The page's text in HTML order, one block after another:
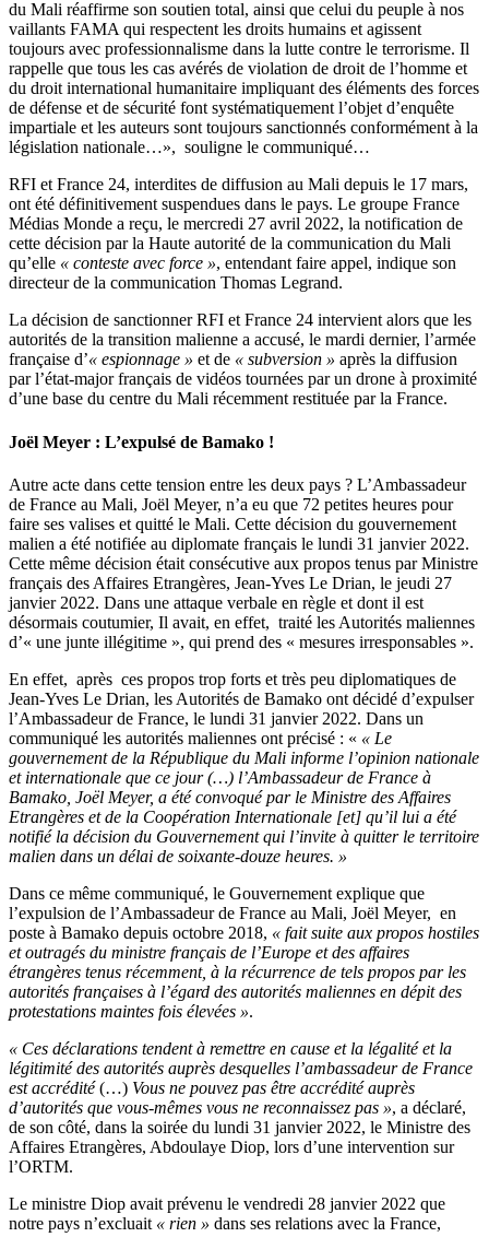
du Mali réaffirme son soutien total, ainsi que celui du peuple à nos
vaillants FAMA qui respectent les droits humains et agissent
toujours avec professionnalisme dans la lutte contre le terrorisme. Il
rappelle que tous les cas avérés de violation de droit de l’homme et
du droit international humanitaire impliquant des éléments des forces
de défense et de sécurité font systématiquement l’objet d’enquête
impartiale et les auteurs sont toujours sanctionnés conformément à la
législation nationale…», souligne le communiqué…
RFI et France 24, interdites de diffusion au Mali depuis le 17 mars,
ont été définitivement suspendues dans le pays. Le groupe France
Médias Monde a reçu, le mercredi 27 avril 2022, la notification de
cette décision par la Haute autorité de la communication du Mali
qu’elle « conteste avec force », entendant faire appel, indique son
directeur de la communication Thomas Legrand.
La décision de sanctionner RFI et France 24 intervient alors que les
autorités de la transition malienne a accusé, le mardi dernier, l’armée
française d’« espionnage » et de « subversion » après la diffusion
par l’état-major français de vidéos tournées par un drone à proximité
d’une base du centre du Mali récemment restituée par la France.
Joël Meyer : L’expulsé de Bamako !
Autre acte dans cette tension entre les deux pays ? L’Ambassadeur
de France au Mali, Joël Meyer, n’a eu que 72 petites heures pour
faire ses valises et quitté le Mali. Cette décision du gouvernement
malien a été notifiée au diplomate français le lundi 31 janvier 2022.
Cette même décision était consécutive aux propos tenus par Ministre
français des Affaires Etrangères, Jean-Yves Le Drian, le jeudi 27
janvier 2022. Dans une attaque verbale en règle et dont il est
désormais coutumier, Il avait, en effet, traité les Autorités maliennes
d’« une junte illégitime », qui prend des « mesures irresponsables ».
En effet, après ces propos trop forts et très peu diplomatiques de
Jean-Yves Le Drian, les Autorités de Bamako ont décidé d’expulser
l’Ambassadeur de France, le lundi 31 janvier 2022. Dans un
communiqué les autorités maliennes ont précisé : « « Le
gouvernement de la République du Mali informe l’opinion nationale
et internationale que ce jour (…) l’Ambassadeur de France à
Bamako, Joël Meyer, a été convoqué par le Ministre des Affaires
Etrangères et de la Coopération Internationale [et] qu’il lui a été
notifié la décision du Gouvernement qui l’invite à quitter le territoire
malien dans un délai de soixante-douze heures. »
Dans ce même communiqué, le Gouvernement explique que
l’expulsion de l’Ambassadeur de France au Mali, Joël Meyer, en
poste à Bamako depuis octobre 2018, « fait suite aux propos hostiles
et outragés du ministre français de l’Europe et des affaires
étrangères tenus récemment, à la récurrence de tels propos par les
autorités françaises à l’égard des autorités maliennes en dépit des
protestations maintes fois élevées ».
« Ces déclarations tendent à remettre en cause et la légalité et la
légitimité des autorités auprès desquelles l’ambassadeur de France
est accrédité(…) Vous ne pouvez pas être accrédité auprès
d’autorités que vous-mêmes vous ne reconnaissez pas », a déclaré,
de son côté, dans la soirée du lundi 31 janvier 2022, le Ministre des
Affaires Etrangères, Abdoulaye Diop, lors d’une intervention sur
l’ORTM.
Le ministre Diop avait prévenu le vendredi 28 janvier 2022 que
notre pays n’excluait « rien » dans ses relations avec la France,